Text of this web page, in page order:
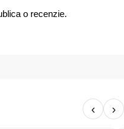
o recenzie.
‹ ›